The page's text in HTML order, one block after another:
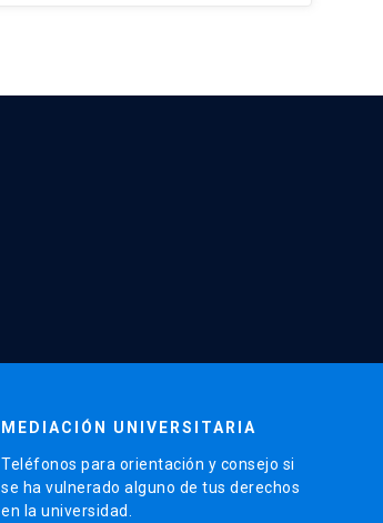
MEDIACIÓN UNIVERSITARIA
Teléfonos para orientación y consejo si
se ha vulnerado alguno de tus derechos
en la universidad.